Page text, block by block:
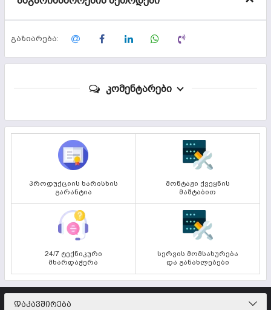
გაზიარება:
კომენტარები
პროდუქციის ხარისხის
გარანტია
მონტაჟი ქვეყნის
მაშტაბით
24/7 ტექნიკური
მხარდაჭერა
სერვის მომსახურება
და განახლებები
ᲓᲐᲙᲐᲕᲨᲘᲠᲔᲑᲐ